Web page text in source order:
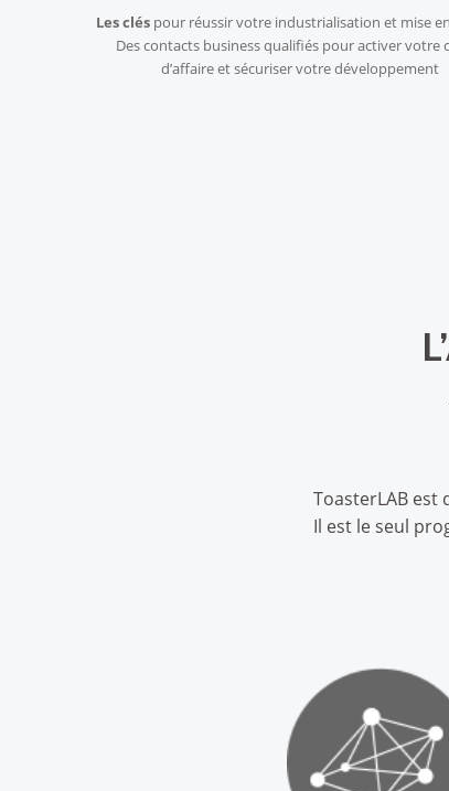
Les clés pour réussir votre industrialisation et mise
Des contacts business qualifiés pour activer votre
d’affaire et sécuriser votre développement
ToasterLAB est
Il est le seul